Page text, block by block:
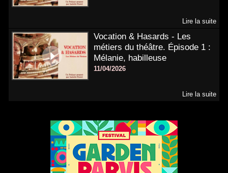
Lire la suite
Vocation & Hasards - Les
métiers du théâtre. Épisode 1 :
Mélanie, habilleuse
11/04/2026
Lire la suite